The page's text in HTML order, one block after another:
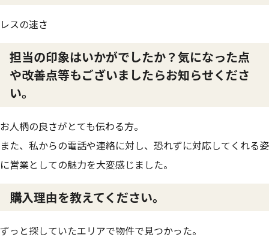
レスの速さ
担当の印象はいかがでしたか？気になった点
や改善点等もございましたらお知らせくださ
い。
お人柄の良さがとても伝わる方。
また、私からの電話や連絡に対し、恐れずに対応してくれる姿
に営業としての魅力を大変感じました。
購入理由を教えてください。
ずっと探していたエリアで物件で見つかった。